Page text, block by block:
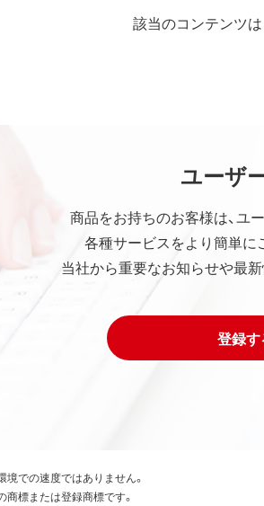
該当のコンテンツは
ユーザ
商品をお持ちのお客様は、ユ
各種サービスをより簡単に
当社から重要なお知らせや最
登録す
での速度ではありません。
標または登録商標です。